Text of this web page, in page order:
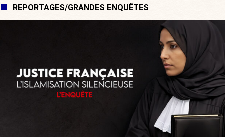
REPORTAGES/GRANDES ENQUÊTES